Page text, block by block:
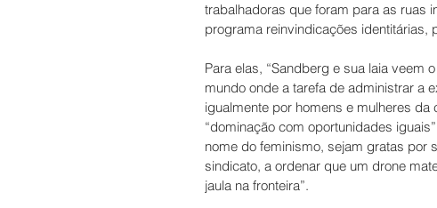
trabalhadoras que foram para as ruas
programa reinvindicações identitárias,
Para elas, “Sandberg e sua laia veem
mundo onde a tarefa de administrar a
igualmente por homens e mulheres
“dominação com oportunidades
nome do feminismo, sejam gratas por
sindicato, a ordenar que um drone
jaula na fronteira”.